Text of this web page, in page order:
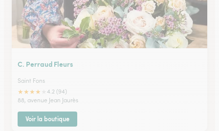
C. Perraud Fleurs
Saint Fons
★★★★
4.2 (94)
88, avenue Jean Jaurès
Voir la boutique